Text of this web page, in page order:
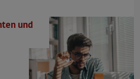
und